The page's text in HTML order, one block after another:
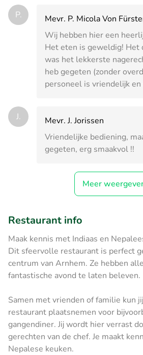
P.
Mevr. P. Micola Von
Wij hebben hier een
Het eten is geweldig! Het
was het lekkerste
heb gegeten (zonder
personeel is vriendelijk
J.
Mevr. J. Jorissen
Vriendelijke bediening,
gegeten, erg smaakvol !!
Meer
Restaurant info
Maak kennis met Indiaas en
Dit sfeervolle restaurant is perfect
centrum van Arnhem. Ze hebben
fantastische avond te laten beleven.
Samen met vrienden of familie kun
restaurant plaatsnemen voor
gangendiner. Jij wordt hier verrast
gerechten van de chef. Je maakt
Nepalese keuken.